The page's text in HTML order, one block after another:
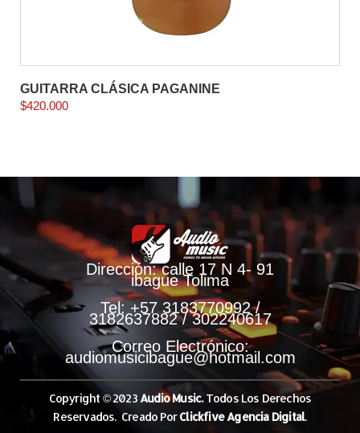
GUITARRA CLÁSICA PAGANINE
$420.000
Dirección: calle 17 N 4- 91
ibague Tolima
Tel: +57 3183770992 /
3182637882 / 302240617
Correo Electrónico:
audiomusicibague@hotmail.com
Copyright © 2023 Audio Music.Todos Los Derechos
Reservados. Creado PorClickfive Agencia Digital.